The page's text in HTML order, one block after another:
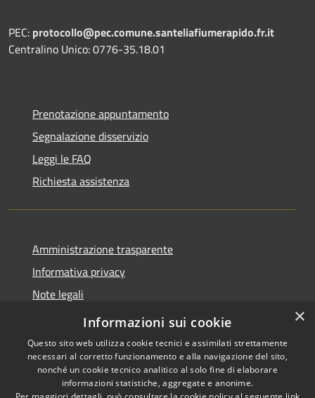
PEC: protocollo@pec.comune.santeliafiumerapido.fr.it
Centralino Unico: 0776-35.18.01
Prenotazione appuntamento
Segnalazione disservizio
Leggi le FAQ
Richiesta assistenza
Amministrazione trasparente
Informativa privacy
Note legali
Dichiarazione di accessibilità
Copyright © 2026 • Comune di
×
Informazioni sui cookie
Questo sito web utilizza cookie tecnici e assimilati strettamente
necessari al corretto funzionamento e alla navigazione del sito,
nonché un cookie tecnico analitico al solo fine di elaborare
informazioni statistiche, aggregate e anonime.